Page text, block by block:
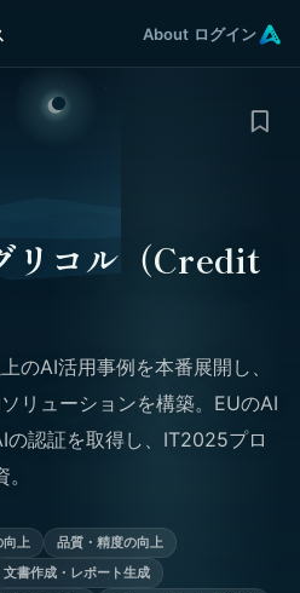
About ログイン
リコル（Credit
のAI活用事例を本番展開し、
リューションを構築。EUのAI
の認証を取得し、IT2025プロ
向上
品質・精度の向上
文書作成・レポート生成